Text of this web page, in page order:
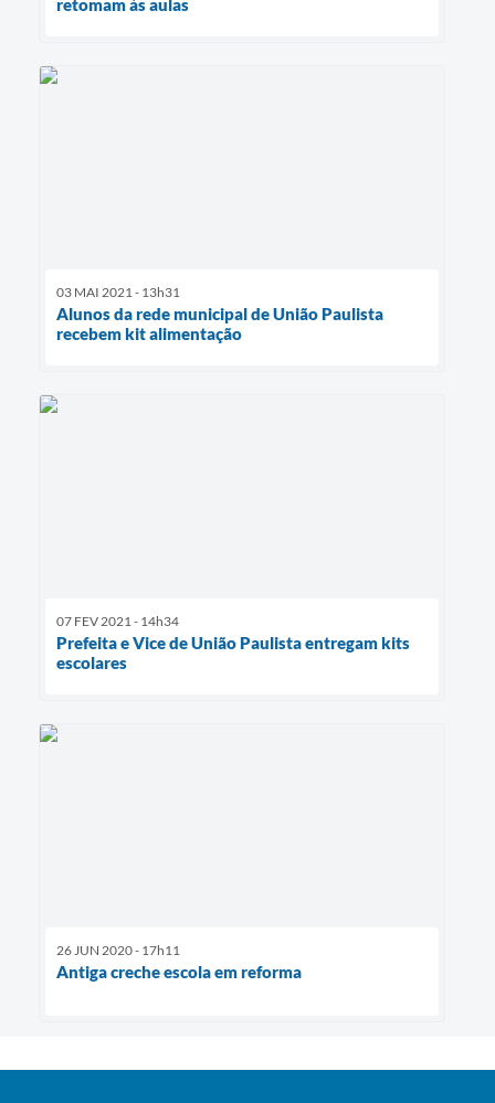
retomam às aulas
03 MAI 2021 - 13h31
Alunos da rede municipal de União Paulista
recebem kit alimentação
07 FEV 2021 - 14h34
Prefeita e Vice de União Paulista entregam kits
escolares
26 JUN 2020 - 17h11
Antiga creche escola em reforma